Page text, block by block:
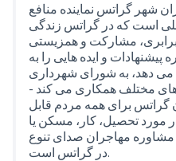
شهر گراتس نماینده منافع
است که در گراتس زندگی
برابری، مشارکت و همزیستی
و ایده هایی را به
دهد، به شورای شهرداری
مختلف همکاری می کند -
گراتس برای همه مردم قابل
مورد تحصیل، کار، مسکن یا
مشاوره مهاجران صدای تنوع
در گراتس است.